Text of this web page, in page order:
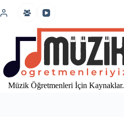
atla
Müzik Öğretmenleri İçin Kaynaklar.